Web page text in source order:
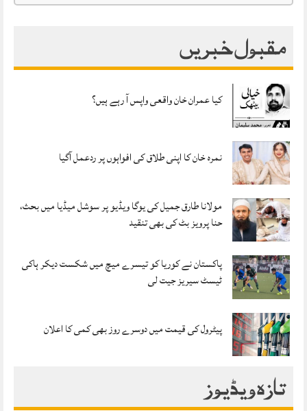
مقبول خبریں
کیا عمران خان واقعی واپس آ رہے ہیں؟
نمرہ خان کا اپنی طلاق کی افواہوں پر ردعمل آگیا
مولانا طارق جمیل کی یوگا ویڈیو پر سوشل میڈیا میں بحث،
حنا پرویز بٹ کی بھی تنقید
پاکستان نے کوریا کو تیسرے میچ میں شکست دیکر ہاکی
ٹیسٹ سیریز جیت لی
پیٹرول کی قیمت میں دوسرے روز بھی کمی کا اعلان
تازہ ویڈیوز